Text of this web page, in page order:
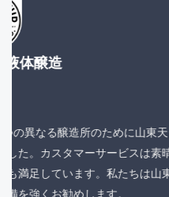
弾道ビール
営業マンは単なる "イエ
求した仕様をすべて理解